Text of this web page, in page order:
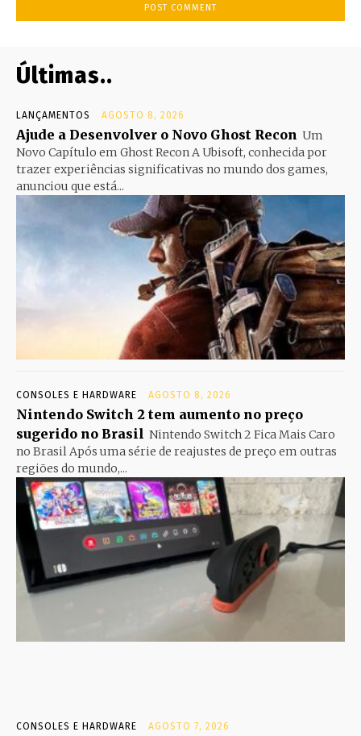
Últimas..
LANÇAMENTOS AGOSTO 8, 2026
Ajude a Desenvolver o Novo Ghost Recon Um
Novo Capítulo em Ghost Recon A Ubisoft, conhecida por
trazer experiências significativas no mundo dos games,
anunciou que está...
CONSOLES E HARDWARE AGOSTO 8, 2026
Nintendo Switch 2 tem aumento no preço
sugerido no Brasil Nintendo Switch 2 Fica Mais Caro
no Brasil Após uma série de reajustes de preço em outras
regiões do mundo,...
CONSOLES E HARDWARE AGOSTO 7, 2026